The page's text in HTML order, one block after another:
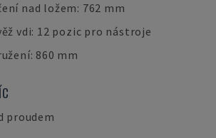
nad ložem: 762 mm
vdi: 12 pozic pro nástroje
860 mm
proudem